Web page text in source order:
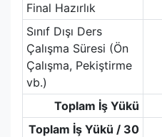
Final Hazırlık
Sınıf Dışı Ders
Çalışma Süresi (Ön
Çalışma, Pekiştirme
vb.)
Toplam İş Yükü
Toplam İş Yükü / 30